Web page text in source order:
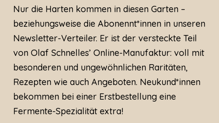
Nur die Harten kommen in diesen Garten –
beziehungsweise die Abonennt*innen in unseren
Newsletter-Verteiler. Er ist der versteckte Teil
von Olaf Schnelles’ Online-Manufaktur: voll mit
besonderen und ungewöhnlichen Raritäten,
Rezepten wie auch Angeboten. Neukund*innen
bekommen bei einer Erstbestellung eine
Fermente-Spezialität extra!